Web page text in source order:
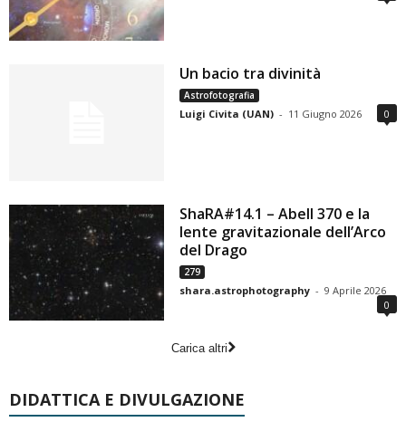
Un bacio tra divinità
Astrofotografia
Luigi Civita (UAN) - 11 Giugno 2026 0
ShaRA#14.1 – Abell 370 e la
lente gravitazionale dell’Arco
del Drago
279
shara.astrophotography - 9 Aprile 2026
0
Carica altri
DIDATTICA E DIVULGAZIONE